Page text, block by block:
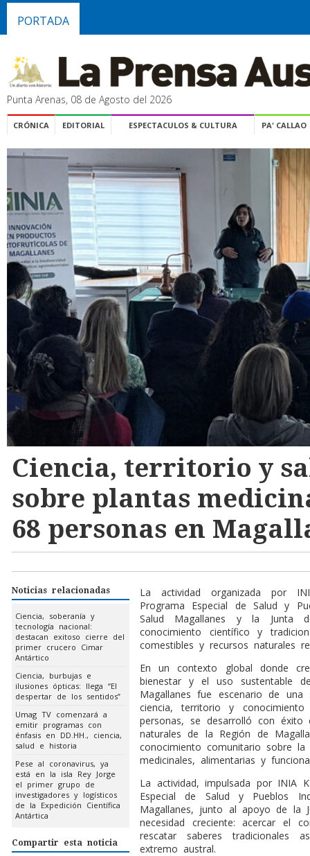
PORTADA
Punta Arenas, 08 de Agosto del 2026
CRÓNICA EDITORIAL ESPECTACULOS & CULTURA PA' CALLAO
Ciencia, territorio y
sobre plantas
68 personas en
Noticias relacionadas
Ciencia, soberanía y
tecnología nacional:
destacan exitoso cierre del
primer crucero Cimar
Antártico
Ciencia, burbujas e
ilusiones ópticas: llega “El
despertar de los sentidos”
Umag TV comenzará a
emitir programas con
énfasis en DD.HH., ciencia,
salud e historia
Pese al coronavirus, ya
está en la isla Rey Jorge
el primer grupo de
investigadores y logísticos
de la Expedición Científica
Antártica
Compartir esta noticia
La actividad organizada por
Programa Especial de Salud y
Salud Magallanes y la Junta
conocimiento científico y
comestibles y recursos naturales
En un contexto global donde
bienestar y el uso sustentable
Magallanes fue escenario de
ciencia, territorio y
personas, se desarrolló con éxito
naturales de la Región de
conocimiento comunitario sobre la
medicinales, alimentarias y
La actividad, impulsada por INIA
Especial de Salud y Pueblos
Magallanes, junto al apoyo de la
necesidad creciente: acercar el
rescatar saberes tradicionales
extremo austral.